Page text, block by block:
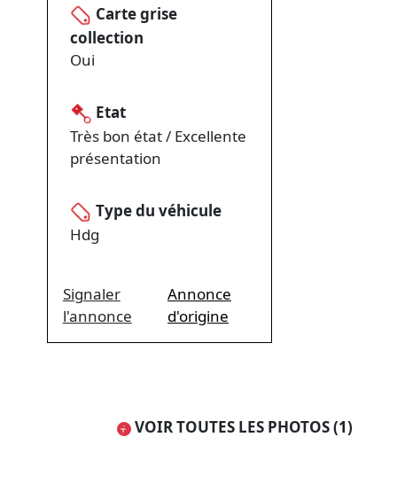
VOIR TOUTES LES PHOTOS (1)
Carte grise
collection
Oui
Etat
Très bon état / Excellente
présentation
Type du véhicule
Hdg
Signaler
l'annonce
Annonce
d'origine